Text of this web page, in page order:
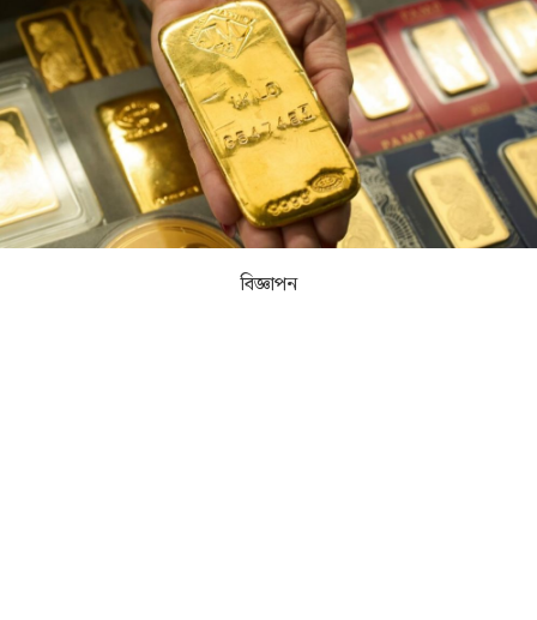
আর্কাইভ
কনভার্টার
বিজ্ঞাপন